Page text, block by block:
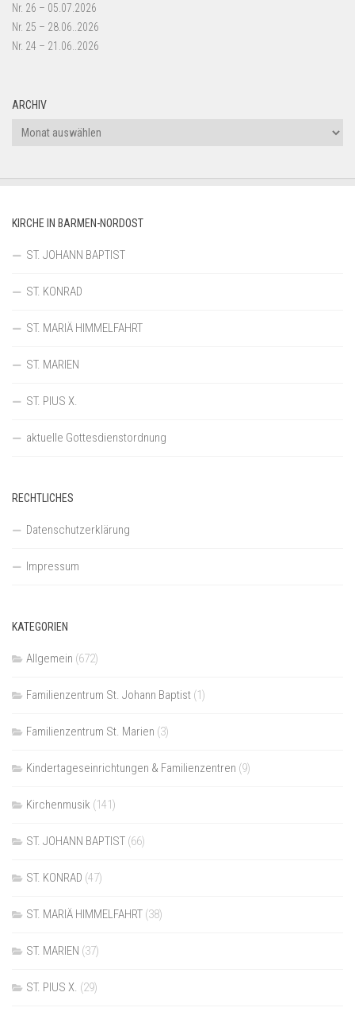
Nr. 26 – 05.07.2026
Nr. 25 – 28.06..2026
Nr. 24 – 21.06..2026
ARCHIV
Archiv
KIRCHE IN BARMEN-NORDOST
ST. JOHANN BAPTIST
ST. KONRAD
ST. MARIÄ HIMMELFAHRT
ST. MARIEN
ST. PIUS X.
aktuelle Gottesdienstordnung
RECHTLICHES
Datenschutzerklärung
Impressum
KATEGORIEN
Allgemein (672)
Familienzentrum St. Johann Baptist (1)
Familienzentrum St. Marien (3)
Kindertageseinrichtungen & Familienzentren (9)
Kirchenmusik (141)
ST. JOHANN BAPTIST (66)
ST. KONRAD (47)
ST. MARIÄ HIMMELFAHRT (38)
ST. MARIEN (37)
ST. PIUS X. (29)